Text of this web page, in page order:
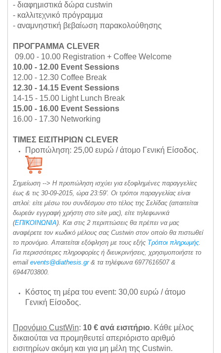
- διαφημιστικά δώρα custwin
- καλλιτεχνικό πρόγραμμα
- αναμνηστική βεβαίωση παρακολούθησης
ΠΡΟΓΡΑΜΜΑ CLEVER
09.00 - 10.00 Registration + Coffee Welcome
10.00 - 12.00 Event Sessions
12.00 - 12.30 Coffee Break
12.30 - 14.15 Event Sessions
14-15 - 15.00 Light Lunch Break
15.00 - 16.00 Event Sessions
16.00 - 17.30 Networking
ΤΙΜΕΣ ΕΙΣΙΤΗΡΙΩΝ CLEVER
Προπώληση: 25,00 ευρώ / άτομο Γενική Είσοδος.
Σημείωση --> Η προπώληση ισχύει για εξοφλημένες παραγγελίες
έως & τις 30-09-2015, ώρα 23:59'. Οι τρόποι παραγγελίας είναι
απλοί: είτε μέσω του συνδέσμου στο τέλος της Σελίδας (απαιτείται
δωρεάν εγγραφή χρήστη στο site μας), είτε τηλεφωνικά
(ΕΠΙΚΟΙΝΩΝΙΑ). Και στις 2 περιπτώσεις θα πρέπει να μας
αναφέρετε τον κωδικό μέλους σας Custwin στον οποίο θα πιστωθεί
το προνόμιο. Απαιτείται εξόφληση με τους εξής Τρόποι πληρωμής
Για περισσότερες πληροφορίες ή διευκρινήσεις, χρησιμοποιήστε το
email events@diathesis.gr& τα τηλέφωνα 6977616507 &
6944703800.
Κόστος τη μέρα του event: 30,00 ευρώ / άτομο
Γενική Είσοδος.
Προνόμιο CustWin: 10 € ανά εισιτήριο. Κάθε μέλος
δικαιούται να προμηθευτεί απεριόριστο αριθμό
εισιτηρίων ακόμη και για μη μέλη της Custwin.